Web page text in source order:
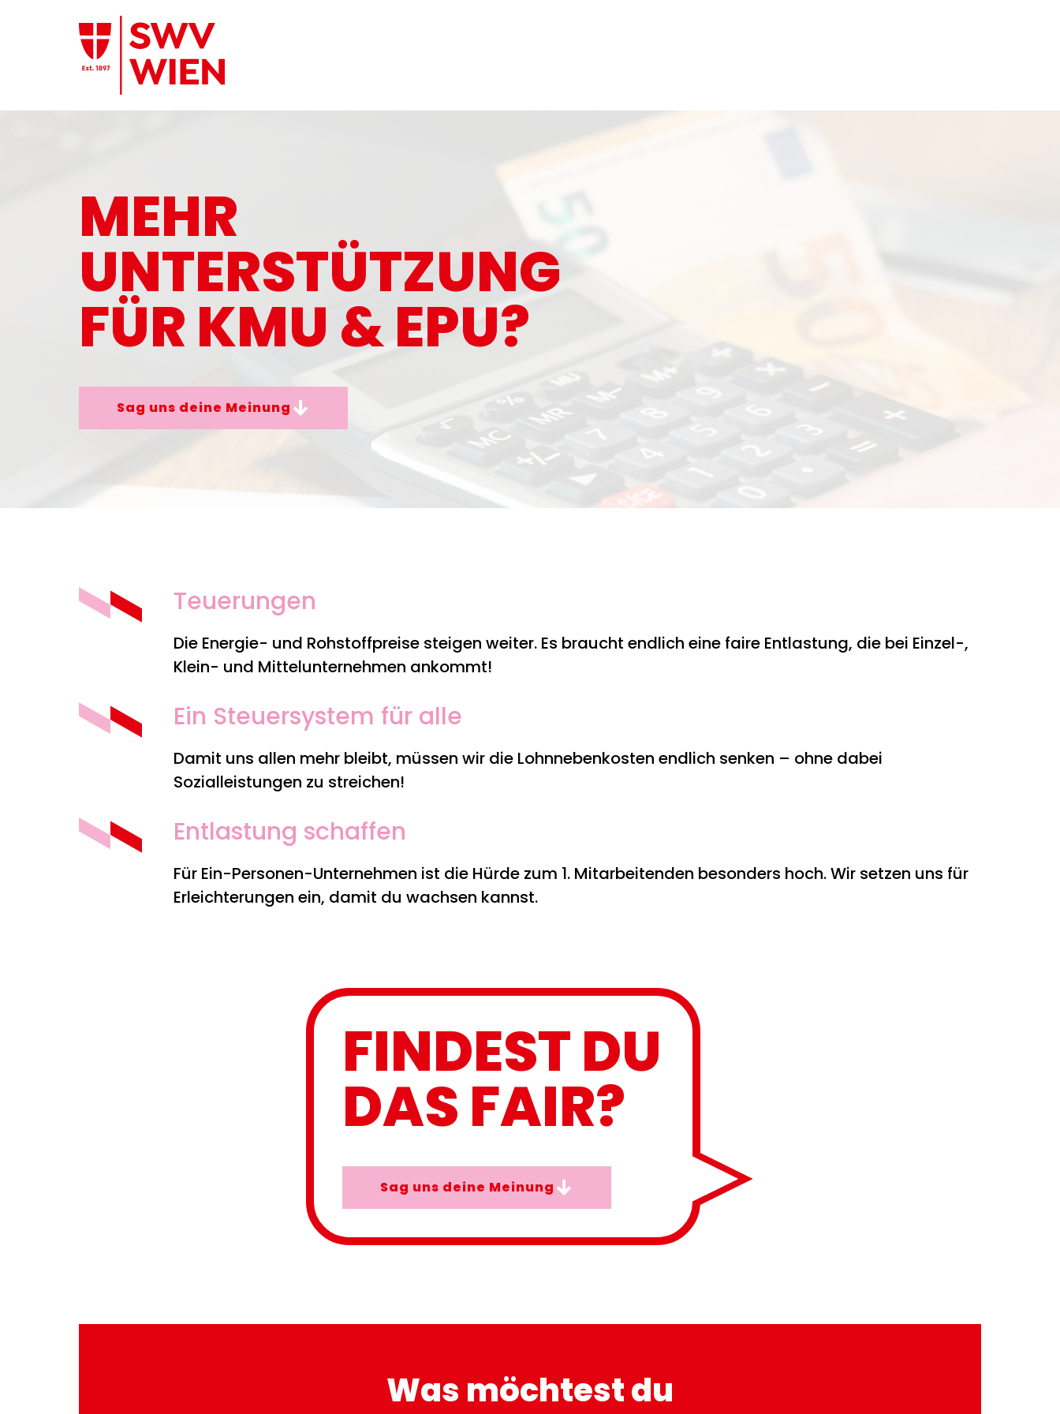
Zum Hauptinhalt springen
MEHR
UNTERSTÜTZUNG
FÜR KMU & EPU?
Sag uns deine Meinung
Teuerungen
Die Energie- und Rohstoffpreise steigen weiter. Es braucht endlich eine faire Entlastung, die bei Einzel-,
Klein- und Mittelunternehmen ankommt!
Ein Steuersystem für alle
Damit uns allen mehr bleibt, müssen wir die Lohnnebenkosten endlich senken – ohne dabei
Sozialleistungen zu streichen!
Entlastung schaffen
Für Ein-Personen-Unternehmen ist die Hürde zum 1. Mitarbeitenden besonders hoch. Wir setzen uns für
Erleichterungen ein, damit du wachsen kannst.
FINDEST DU
DAS FAIR?
Sag uns deine Meinung
Was möchtest du